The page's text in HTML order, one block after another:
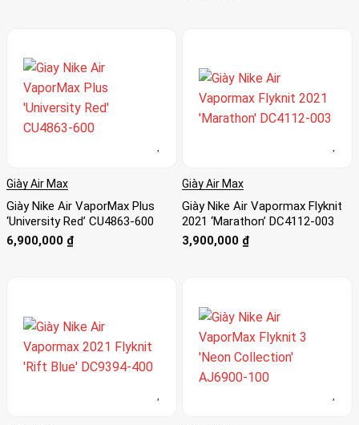
Giày Air Max
Giày Nike Air VaporMax Plus
‘University Red’ CU4863-600
6,900,000 ₫
Giày Air Max
Giày Nike Air Vapormax Flyknit
2021 ‘Marathon’ DC4112-003
3,900,000 ₫